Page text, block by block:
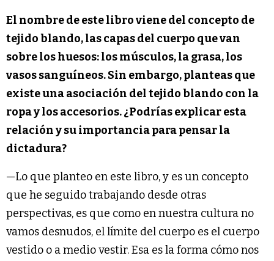
El nombre de este libro viene del concepto de
tejido blando, las capas del cuerpo que van
sobre los huesos: los músculos, la grasa, los
vasos sanguíneos. Sin embargo, planteas que
existe una asociación del tejido blando con la
ropa y los accesorios. ¿Podrías explicar esta
relación y su importancia para pensar la
dictadura?
—Lo que planteo en este libro, y es un concepto
que he seguido trabajando desde otras
perspectivas, es que como en nuestra cultura no
vamos desnudos, el límite del cuerpo es el cuerpo
vestido o a medio vestir. Esa es la forma cómo nos